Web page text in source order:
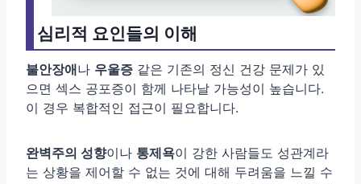
심리적 요인들의 이해
불안장애나 우울증 같은 기존의 정신 건강 문제가 있
으면 섹스 공포증이 함께 나타날 가능성이 높습니다.
이 경우 복합적인 접근이 필요합니다.
완벽주의 성향이나 통제욕이 강한 사람들도 성관계라
는 상황을 제어할 수 없는 것에 대해 두려움을 느낄 수